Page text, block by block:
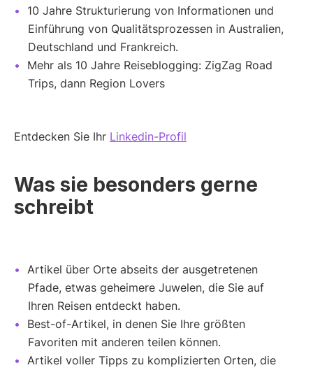
10 Jahre Strukturierung von Informationen und
Einführung von Qualitätsprozessen in Australien,
Deutschland und Frankreich.
Mehr als 10 Jahre Reiseblogging: ZigZag Road
Trips, dann Region Lovers
Entdecken Sie Ihr Linkedin-Profil
Was sie besonders gerne
schreibt
Artikel über Orte abseits der ausgetretenen
Pfade, etwas geheimere Juwelen, die Sie auf
Ihren Reisen entdeckt haben.
Best-of-Artikel, in denen Sie Ihre größten
Favoriten mit anderen teilen können.
Artikel voller Tipps zu komplizierten Orten, die